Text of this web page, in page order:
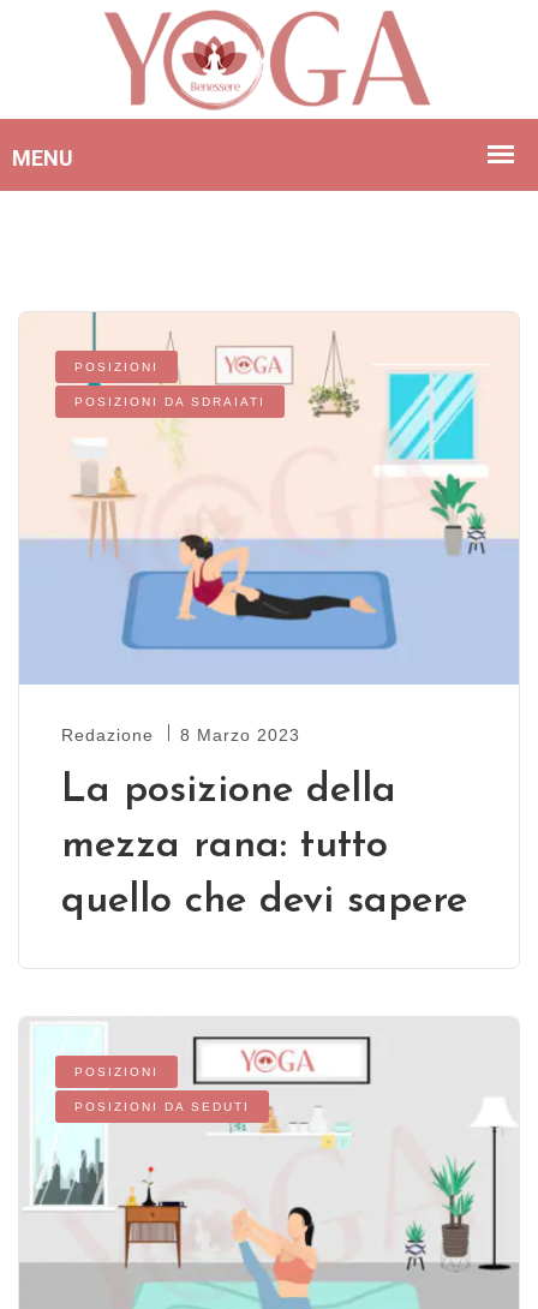
POSIZIONI
POSIZIONI DA SDRAIATI
Redazione 8 Marzo 2023
La posizione della
mezza rana: tutto
quello che devi sapere
POSIZIONI
POSIZIONI DA SEDUTI